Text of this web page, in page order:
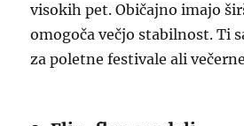
visokih pet. Običajno imajo
omogoča večjo stabilnost. Ti
za poletne festivale ali